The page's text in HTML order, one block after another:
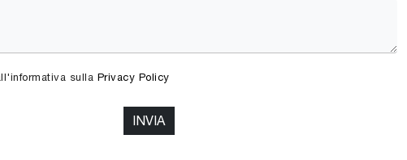
sulla Privacy Policy
INVIA